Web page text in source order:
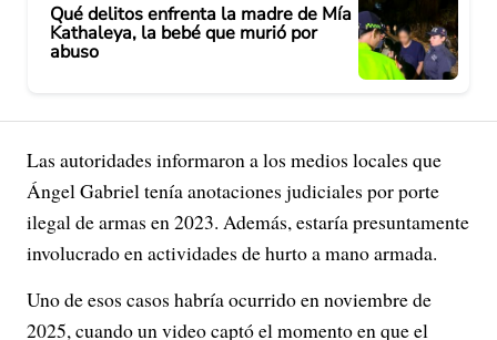
Qué delitos enfrenta la madre de Mía
Kathaleya, la bebé que murió por
abuso
Las autoridades informaron a los medios locales que
Ángel Gabriel tenía anotaciones judiciales por porte
ilegal de armas en 2023. Además, estaría presuntamente
involucrado en actividades de hurto a mano armada.
Uno de esos casos habría ocurrido en noviembre de
2025, cuando un video captó el momento en que el